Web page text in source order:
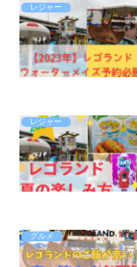
レジャー
レジャー
グルメ